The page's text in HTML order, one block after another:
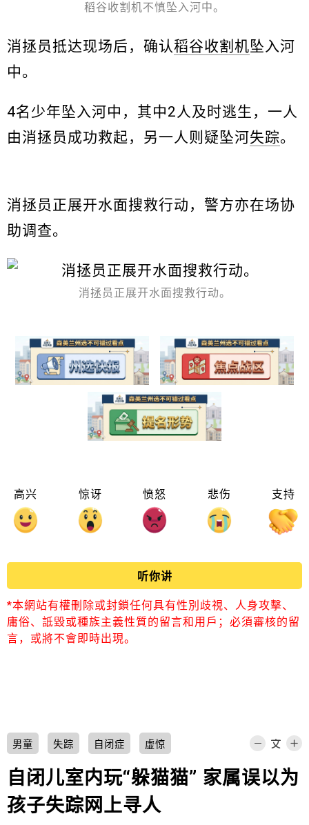
稻谷收割机不慎坠入河中。
消拯员抵达现场后，确认稻谷收割机坠入河
中。
4名少年坠入河中，其中2人及时逃生，一人
由消拯员成功救起，另一人则疑坠河失踪。
消拯员正展开水面搜救行动，警方亦在场协
助调查。
消拯员正展开水面搜救行动。
高兴 惊讶 愤怒 悲伤 支持
听你讲
*本網站有權刪除或封鎖任何具有性別歧視、人身攻擊、
庸俗、詆毀或種族主義性質的留言和用戶；必須審核的留
言，或將不會即時出現。
男童 失踪 自闭症 虚惊
自闭儿室内玩“躲猫猫” 家属误以为
孩子失踪网上寻人